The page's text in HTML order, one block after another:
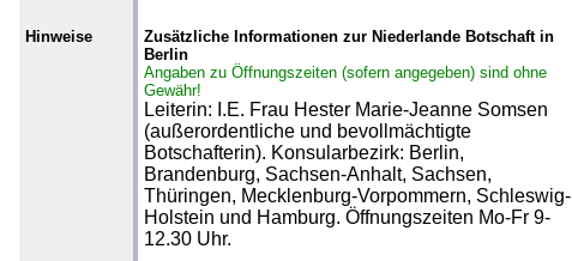
Hinweise
Zusätzliche Informationen zur Niederlande Botschaft in
Berlin
Angaben zu Öffnungszeiten (sofern angegeben) sind ohne
Gewähr!
Leiterin: I.E. Frau Hester Marie-Jeanne Somsen
(außerordentliche und bevollmächtigte
Botschafterin). Konsularbezirk: Berlin,
Brandenburg, Sachsen-Anhalt, Sachsen,
Thüringen, Mecklenburg-Vorpommern, Schleswig-
Holstein und Hamburg. Öffnungszeiten Mo-Fr 9-
12.30 Uhr.